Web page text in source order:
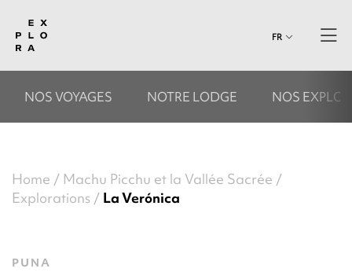
FR
NOS VOYAGES NOTRE LODGE NOS
Home
Machu Picchu et la Vallée Sacrée
Explorations
La Verónica
PUNA